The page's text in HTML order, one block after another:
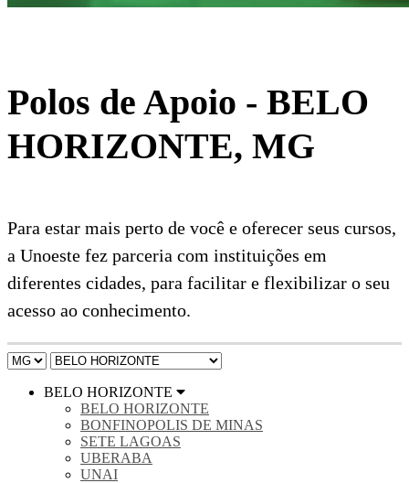
Polos de Apoio - BELO
HORIZONTE, MG
Para estar mais perto de você e oferecer seus cursos,
a Unoeste fez parceria com instituições em
diferentes cidades, para facilitar e flexibilizar o seu
acesso ao conhecimento.
BELO HORIZONTE
BELO HORIZONTE
BONFINOPOLIS DE MINAS
SETE LAGOAS
UBERABA
UNAI